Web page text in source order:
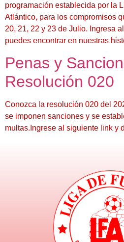
programación establecida por la
Atlántico, para los compromisos
20, 21, 22 y 23 de Julio. Ingresa
puedes encontrar en nuestras
Penas y
Resolución 020
Conozca la resolución 020 del
se imponen sanciones y se
multas.Ingrese al siguiente link y